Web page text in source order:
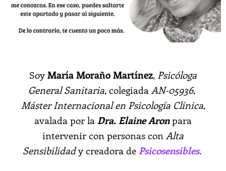
Soy María Moraño Martínez, Psicóloga
General Sanitaria, colegiada AN-05936,
Máster Internacional en Psicología Clínica,
avalada por la Dra. Elaine Aronpara
intervenir con personas con Alta
Sensibilidady creadora de Psicosensibles.